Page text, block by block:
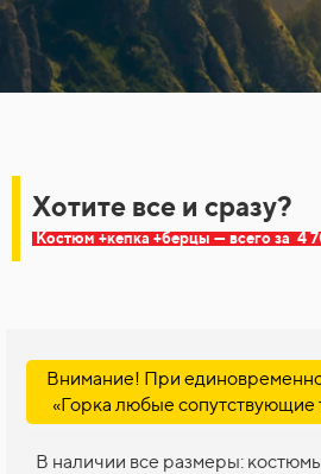
Хотите все и сразу?
Костюм +кепка +берцы — всего за 4
Внимание! При
«Горка любые сопутствующие
В наличии все размеры: